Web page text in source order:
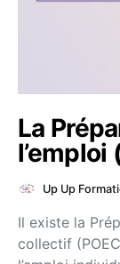
La
l’emploi
Up Up
Il existe la
collectif